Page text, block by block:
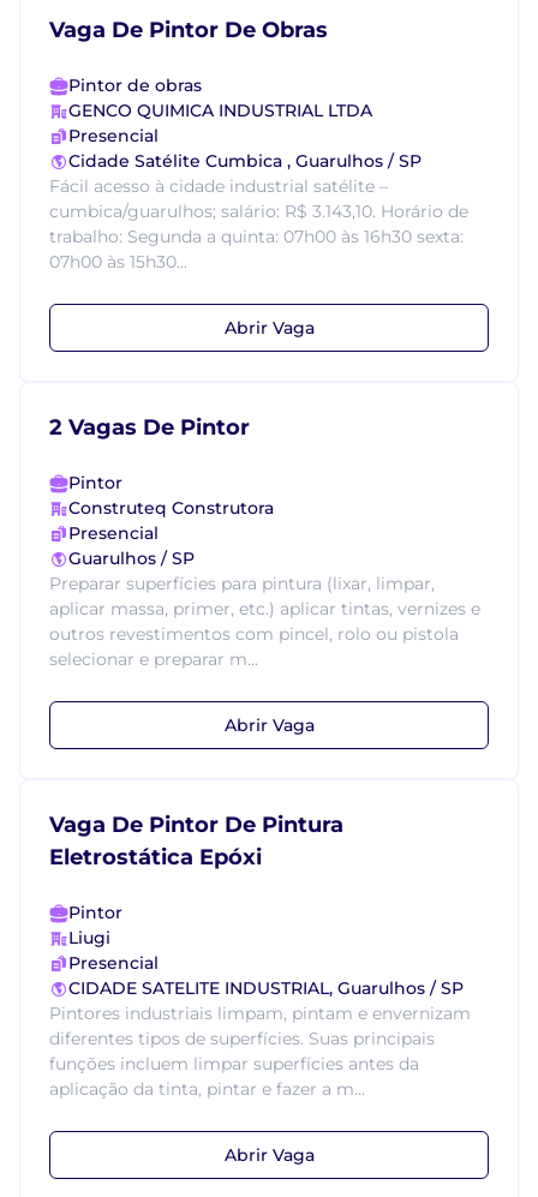
Vaga De Pintor De Obras
Pintor de obras
GENCO QUIMICA INDUSTRIAL LTDA
Presencial
Cidade Satélite Cumbica , Guarulhos / SP
Fácil acesso à cidade industrial satélite –
cumbica/guarulhos; salário: R$ 3.143,10. Horário de
trabalho: Segunda a quinta: 07h00 às 16h30 sexta:
07h00 às 15h30...
Abrir Vaga
2 Vagas De Pintor
Pintor
Construteq Construtora
Presencial
Guarulhos / SP
Preparar superfícies para pintura (lixar, limpar,
aplicar massa, primer, etc.) aplicar tintas, vernizes e
outros revestimentos com pincel, rolo ou pistola
selecionar e preparar m...
Abrir Vaga
Vaga De Pintor De Pintura
Eletrostática Epóxi
Pintor
Liugi
Presencial
CIDADE SATELITE INDUSTRIAL, Guarulhos / SP
Pintores industriais limpam, pintam e envernizam
diferentes tipos de superfícies. Suas principais
funções incluem limpar superfícies antes da
aplicação da tinta, pintar e fazer a m...
Abrir Vaga